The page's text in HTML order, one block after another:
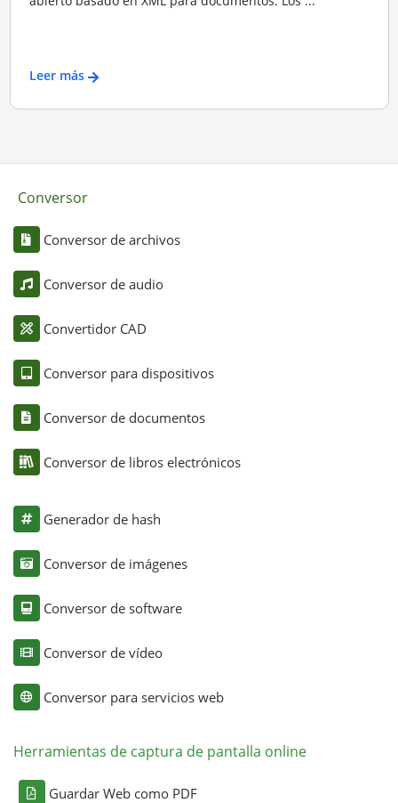
Leer más
Conversor
Conversor de archivos
Conversor de audio
Convertidor CAD
Conversor para dispositivos
Conversor de documentos
Conversor de libros electrónicos
Generador de hash
Conversor de imágenes
Conversor de software
Conversor de vídeo
Conversor para servicios web
Herramientas de captura de pantalla online
Guardar Web como PDF